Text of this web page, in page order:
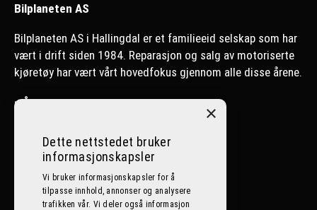
Bilplaneten AS
Bilplaneten AS i Hallingdal er et familieeid selskap som har
vært i drift siden 1984. Reparasjon og salg av motoriserte
kjøretøy har vært vårt hovedfokus gjennom alle disse årene.
>Ål
Nesbyen
Lillehammer
Følg oss på sosiale medier
×
Dette nettstedet bruker
informasjonskapsler
Vi bruker informasjonskapsler for å
tilpasse innhold, annonser og analysere
trafikken vår. Vi deler også informasjon